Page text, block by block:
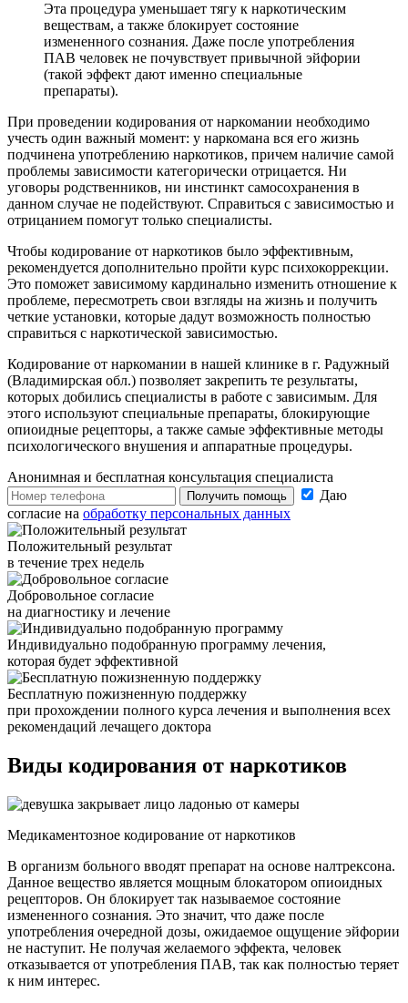
Эта процедура уменьшает тягу к наркотическим
веществам, а также блокирует состояние
измененного сознания. Даже после употребления
ПАВ человек не почувствует привычной эйфории
(такой эффект дают именно специальные
препараты).
При проведении кодирования от наркомании необходимо
учесть один важный момент: у наркомана вся его жизнь
подчинена употреблению наркотиков, причем наличие самой
проблемы зависимости категорически отрицается. Ни
уговоры родственников, ни инстинкт самосохранения в
данном случае не подействуют. Справиться с зависимостью и
отрицанием помогут только специалисты.
Чтобы кодирование от наркотиков было эффективным,
рекомендуется дополнительно пройти курс психокоррекции.
Это поможет зависимому кардинально изменить отношение к
проблеме, пересмотреть свои взгляды на жизнь и получить
четкие установки, которые дадут возможность полностью
справиться с наркотической зависимостью.
Кодирование от наркомании в нашей клинике в г. Радужный
(Владимирская обл.) позволяет закрепить те результаты,
которых добились специалисты в работе с зависимым. Для
этого используют специальные препараты, блокирующие
опиоидные рецепторы, а также самые эффективные методы
психологического внушения и аппаратные процедуры.
Анонимная и бесплатная консультация специалиста
Получить помощь
Даю
согласие на обработку персональных данных
Положительный результат
в течение трех недель
Добровольное согласие
на диагностику и лечение
Индивидуально подобранную программу лечения,
которая будет эффективной
Бесплатную пожизненную поддержку
при прохождении полного курса лечения и выполнения всех
рекомендаций лечащего доктора
Виды кодирования от наркотиков
Медикаментозное кодирование от наркотиков
В организм больного вводят препарат на основе налтрексона.
Данное вещество является мощным блокатором опиоидных
рецепторов. Он блокирует так называемое состояние
измененного сознания. Это значит, что даже после
употребления очередной дозы, ожидаемое ощущение эйфории
не наступит. Не получая желаемого эффекта, человек
отказывается от употребления ПАВ, так как полностью теряет
к ним интерес.